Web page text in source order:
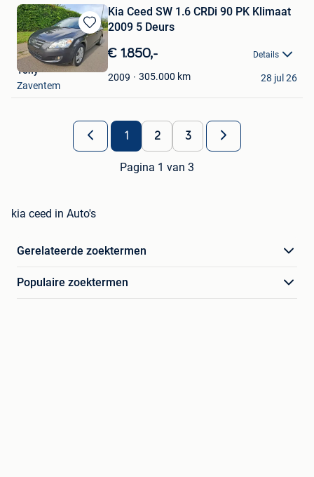
Bewaren
in
Mijn
Favorieten
Kia Ceed SW 1.6 CRDi 90 PK Klimaat
2009 5 Deurs
€ 1.850,- Details
2009 305.000 km
Tony
Zaventem
28 jul 26
1 2 3
Pagina 1 van 3
kia ceed in Auto's
Gerelateerde zoektermen
Populaire zoektermen